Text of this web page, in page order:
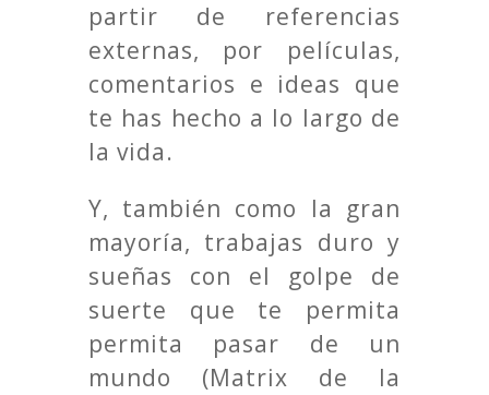
partir de referencias
externas, por películas,
comentarios e ideas que
te has hecho a lo largo de
la vida.
Y, también como la gran
mayoría, trabajas duro y
sueñas con el golpe de
suerte que te permita
permita pasar de un
mundo (Matrix de la